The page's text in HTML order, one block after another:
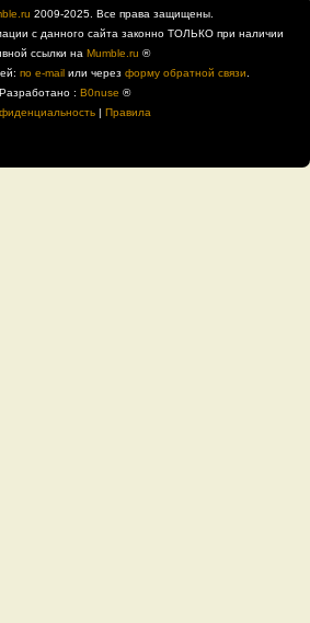
2009-2025. Все права защищены.
с данного сайта законно ТОЛЬКО при наличии
ссылки на Mumble.ru ®
по e-mail или через форму обратной связи
Разработано : B0nuse ®
| Правила